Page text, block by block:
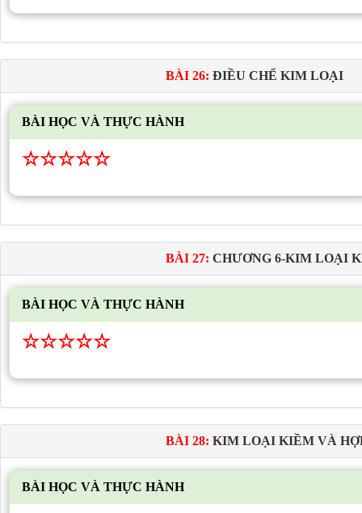
BÀI 26: ĐIỀU CHẾ KIM LOẠI
BÀI HỌC VÀ THỰC HÀNH
☆☆☆☆☆
BÀI 27: CHƯƠNG 6-KIM LOẠI
BÀI HỌC VÀ THỰC HÀNH
☆☆☆☆☆
BÀI 28: KIM LOẠI KIỀM VÀ
BÀI HỌC VÀ THỰC HÀNH